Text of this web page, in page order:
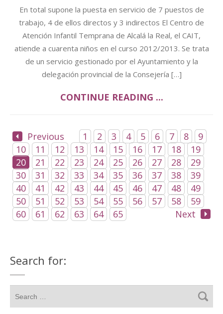
En total supone la puesta en servicio de 7 puestos de
trabajo, 4 de ellos directos y 3 indirectos El Centro de
Atención Infantil Temprana de Alcalá la Real, el CAIT,
atiende a cuarenta niños en el curso 2012/2013. Se trata
de un servicio gestionado por el Ayuntamiento y la
delegación provincial de la Consejería […]
CONTINUE READING ...
Previous 1 2 3 4 5 6 7 8
9
10
11 12 13 14 15 16 17 18
19
20
21 22 23 24 25 26 27 28
29
30
31 32 33 34 35 36 37 38
39
40
41 42 43 44 45 46 47 48
49
50
51 52 53 54 55 56 57 58
59
60
61 62 63 64 65 Next
Search for: